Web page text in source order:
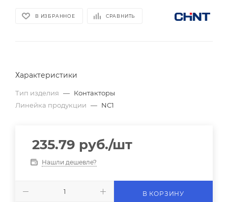
В ИЗБРАННОЕ СРАВНИТЬ
Характеристики
Тип изделия — Контакторы
Линейка продукции — NC1
235.79 руб./шт
Нашли дешевле?
В КОРЗИНУ